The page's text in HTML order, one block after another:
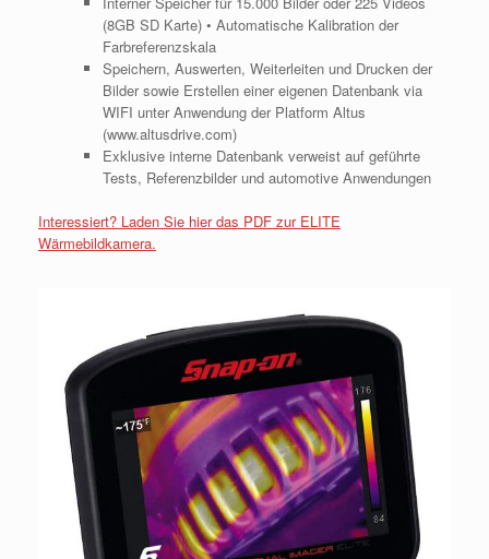
(8GB SD Karte) • Automatische Kalibration der
Farbreferenzskala
Speichern, Auswerten, Weiterleiten und Drucken der
Bilder sowie Erstellen einer eigenen Datenbank via
WIFI unter Anwendung der Platform Altus
(www.altusdrive.com)
Exklusive interne Datenbank verweist auf geführte
Tests, Referenzbilder und automotive Anwendungen
Interessiert? Laden Sie hier das PDF zur ELITE
Wärmebildkamera.